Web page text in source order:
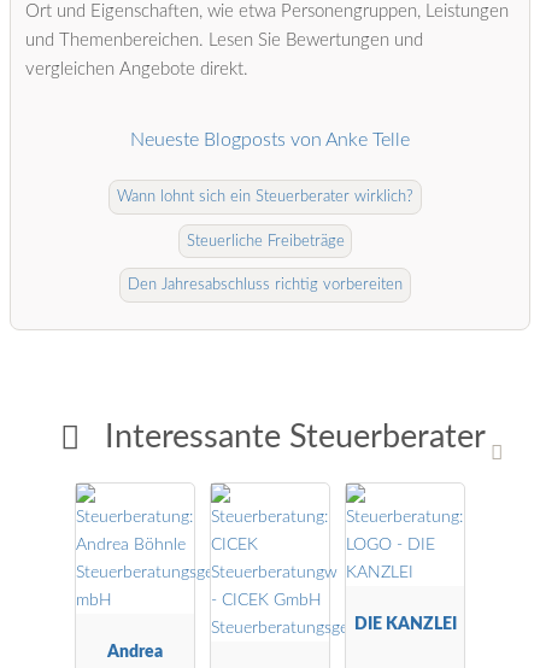
Interessante Steuerberater
Andrea
DIE KANZLEI
Ort und Eigenschaften, wie etwa Personengruppen, Leistungen
und Themenbereichen. Lesen Sie Bewertungen und
vergleichen Angebote direkt.
Neueste Blogposts von Anke Telle
Wann lohnt sich ein Steuerberater wirklich?
Steuerliche Freibeträge
Den Jahresabschluss richtig vorbereiten